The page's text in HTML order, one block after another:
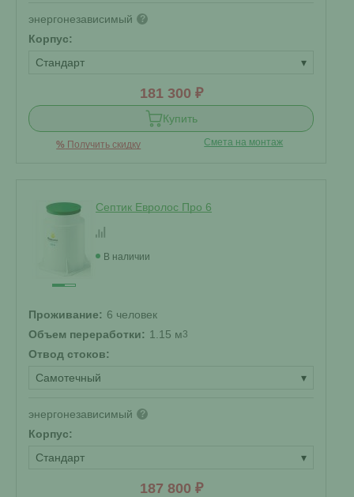
энергонезависимый ?
Корпус:
Стандарт
▾
181 300 ₽
Купить
% Получить скидку Смета на монтаж
Септик Евролос Про 6
В наличии
Проживание: 6 человек
Объем переработки: 1.15 м3
Отвод стоков:
Самотечный
▾
энергонезависимый ?
Корпус:
Стандарт
▾
187 800 ₽